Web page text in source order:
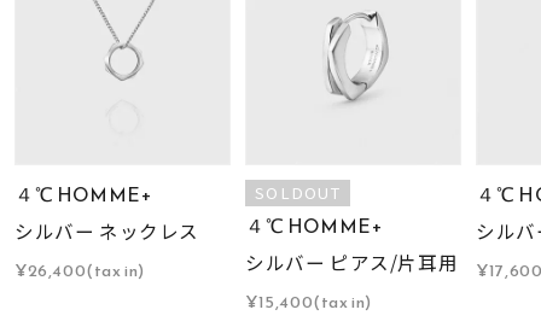
４℃ HOMME+
シルバー ネックレス
¥26,400(tax in)
SOLDOUT
４℃ HOMME+
シルバー ピアス/片耳用
¥15,400(tax in)
４℃
シル